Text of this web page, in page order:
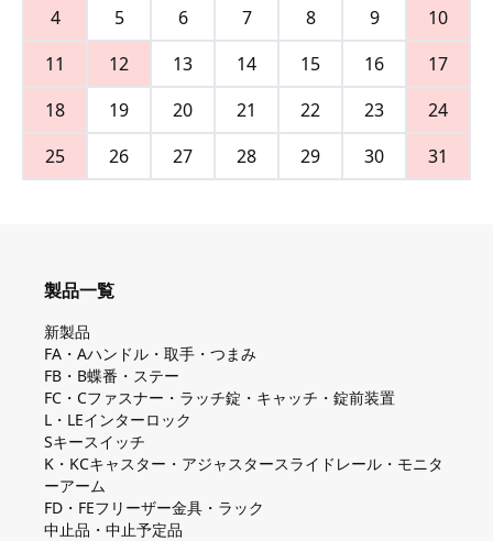
4
5 6 7 8 9
10
11
12 13 14 15 16
17
18
19 20 21 22 23
24
25
26 27 28 29 30 31
製品一覧
新製品
FA・Aハンドル・取手・つまみ
FB・B蝶番・ステー
FC・Cファスナー・ラッチ錠・キャッチ・錠前装置
L・LEインターロック
Sキースイッチ
K・KCキャスター・アジャスタースライドレール・モニタ
ーアーム
FD・FEフリーザー金具・ラック
中止品・中止予定品